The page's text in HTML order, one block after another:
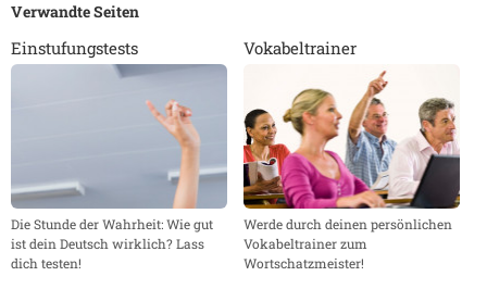
Verwandte Seiten
Einstufungstests
Die Stunde der Wahrheit: Wie gut
ist dein Deutsch wirklich? Lass
dich testen!
Vokabeltrainer
Werde durch deinen persönlichen
Vokabeltrainer zum
Wortschatzmeister!